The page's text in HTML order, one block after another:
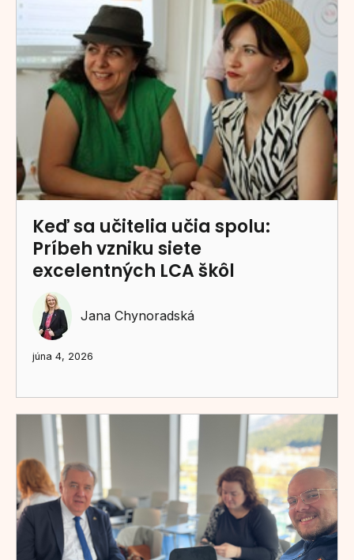
Keď sa učitelia učia spolu:
Príbeh vzniku siete
excelentných LCA škôl
Jana Chynoradská
júna 4, 2026